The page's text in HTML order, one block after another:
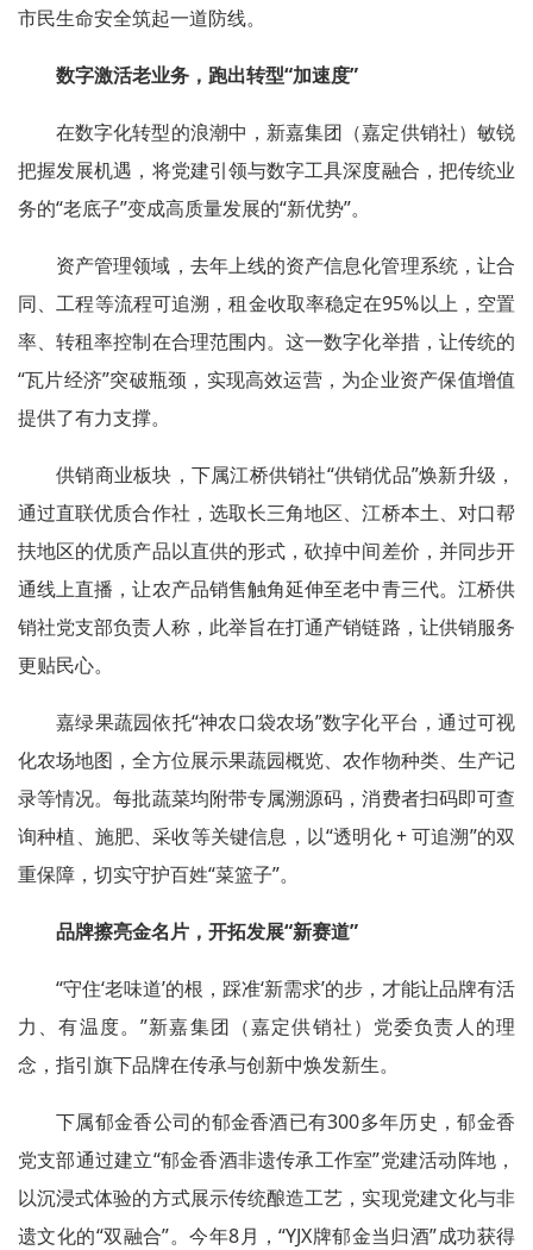
市民生命安全筑起一道防线。
数字激活老业务，跑出转型“加速度”
在数字化转型的浪潮中，新嘉集团（嘉定供销社）敏锐
把握发展机遇，将党建引领与数字工具深度融合，把传统业
务的“老底子”变成高质量发展的“新优势”。
资产管理领域，去年上线的资产信息化管理系统，让合
同、工程等流程可追溯，租金收取率稳定在95%以上，空置
率、转租率控制在合理范围内。这一数字化举措，让传统的
“瓦片经济”突破瓶颈，实现高效运营，为企业资产保值增值
提供了有力支撑。
供销商业板块，下属江桥供销社“供销优品”焕新升级，
通过直联优质合作社，选取长三角地区、江桥本土、对口帮
扶地区的优质产品以直供的形式，砍掉中间差价，并同步开
通线上直播，让农产品销售触角延伸至老中青三代。江桥供
销社党支部负责人称，此举旨在打通产销链路，让供销服务
更贴民心。
嘉绿果蔬园依托“神农口袋农场”数字化平台，通过可视
化农场地图，全方位展示果蔬园概览、农作物种类、生产记
录等情况。每批蔬菜均附带专属溯源码，消费者扫码即可查
询种植、施肥、采收等关键信息，以“透明化 + 可追溯”的双
重保障，切实守护百姓“菜篮子”。
品牌擦亮金名片，开拓发展“新赛道”
“守住‘老味道’的根，踩准‘新需求’的步，才能让品牌有活
力、有温度。”新嘉集团（嘉定供销社）党委负责人的理
念，指引旗下品牌在传承与创新中焕发新生。
下属郁金香公司的郁金香酒已有300多年历史，郁金香
党支部通过建立“郁金香酒非遗传承工作室”党建活动阵地，
以沉浸式体验的方式展示传统酿造工艺，实现党建文化与非
遗文化的“双融合”。今年8月，“YJX牌郁金当归酒”成功获得